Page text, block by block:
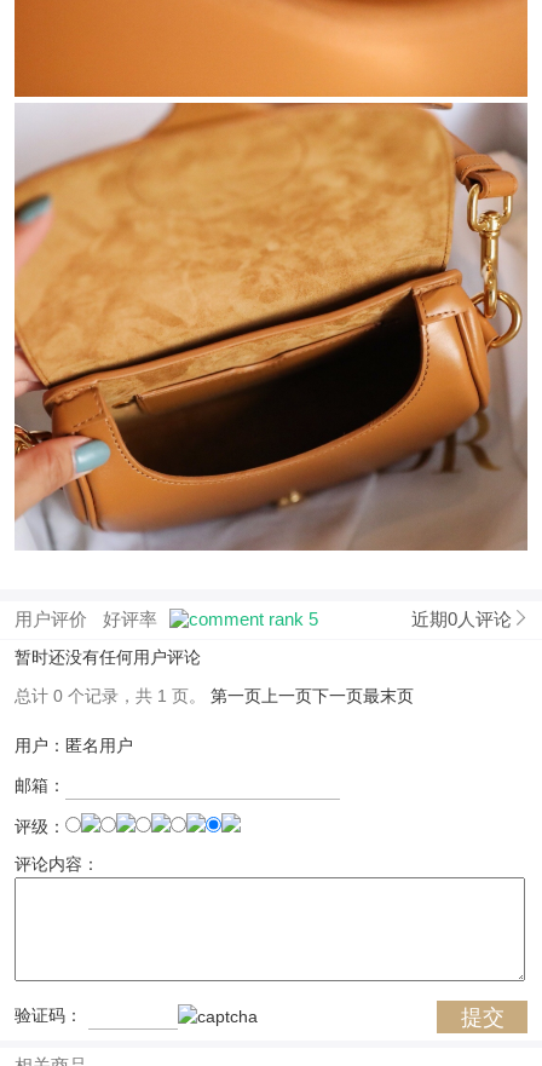
用户评价 好评率 近期0人评论
暂时还没有任何用户评论
总计 0 个记录，共 1 页。 第一页 上一页下一页最末页
用户：匿名用户
邮箱：
评级：
评论内容：
验证码：